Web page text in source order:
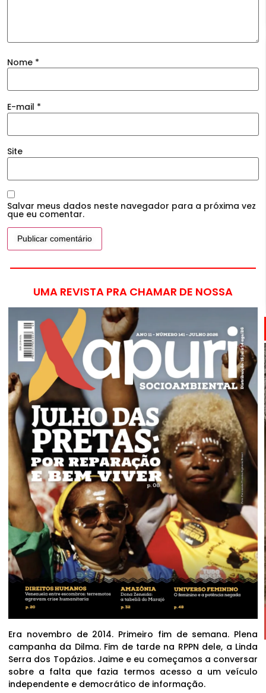
Nome *
E-mail *
Site
Salvar meus dados neste navegador para a próxima vez
que eu comentar.
UMA REVISTA PRA CHAMAR DE NOSSA
Era novembro de 2014. Primeiro fim de semana. Plena
campanha da Dilma. Fim de tarde na RPPN dele, a Linda
Serra dos Topázios. Jaime e eu começamos a conversar
sobre a falta que fazia termos acesso a um veículo
independente e democrático de informação.